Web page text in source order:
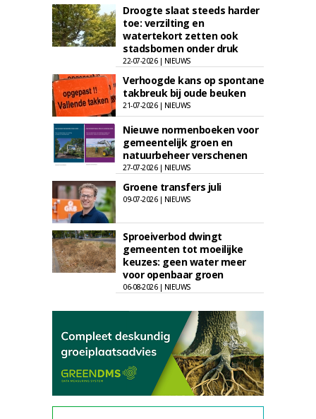
Droogte slaat steeds harder
toe: verzilting en
watertekort zetten ook
stadsbomen onder druk
22-07-2026 | NIEUWS
Verhoogde kans op spontane
takbreuk bij oude beuken
21-07-2026 | NIEUWS
Nieuwe normenboeken voor
gemeentelijk groen en
natuurbeheer verschenen
27-07-2026 | NIEUWS
Groene transfers juli
09-07-2026 | NIEUWS
Sproeiverbod dwingt
gemeenten tot moeilijke
keuzes: geen water meer
voor openbaar groen
06-08-2026 | NIEUWS